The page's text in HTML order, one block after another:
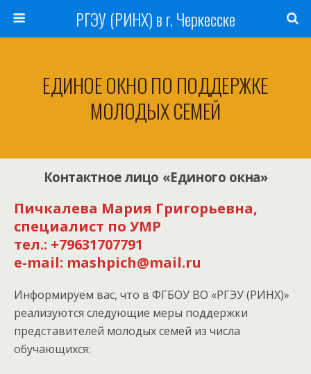
РГЭУ (РИНХ) в г. Черкесске
ЕДИНОЕ ОКНО ПО ПОДДЕРЖКЕ
МОЛОДЫХ СЕМЕЙ
Контактное лицо «Единого окна»
Пичкалева Мария Григорьевна,
специалист по УМР
тел.: +79631707791
e-mail: mashpich@mail.ru
Информируем вас, что в ФГБОУ ВО «РГЭУ (РИНХ)»
реализуются следующие меры поддержки
представителей молодых семей из числа
обучающихся: